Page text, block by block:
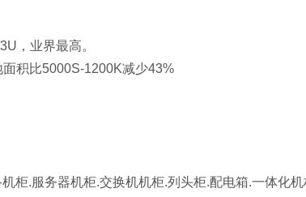
，业界最高。
积比5000S-1200K减少43%
柜.服务器机柜.交换机机柜.列头柜.配电箱.一体化